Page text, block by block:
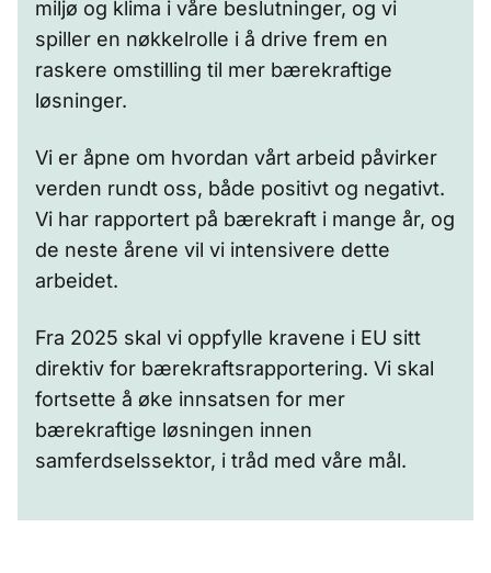
miljø og klima i våre beslutninger, og vi
spiller en nøkkelrolle i å drive frem en
raskere omstilling til mer bærekraftige
løsninger.
Vi er åpne om hvordan vårt arbeid påvirker
verden rundt oss, både positivt og negativt.
Vi har rapportert på bærekraft i mange år, og
de neste årene vil vi intensivere dette
arbeidet.
Fra 2025 skal vi oppfylle kravene i EU sitt
direktiv for bærekraftsrapportering. Vi skal
fortsette å øke innsatsen for mer
bærekraftige løsningen innen
samferdselssektor, i tråd med våre mål.